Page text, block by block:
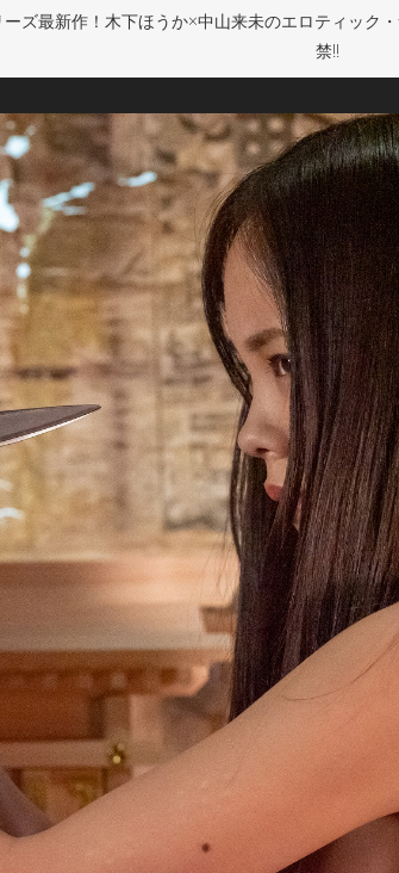
ズ最新作！木下ほうか×中山来未のエロティッ
禁!!